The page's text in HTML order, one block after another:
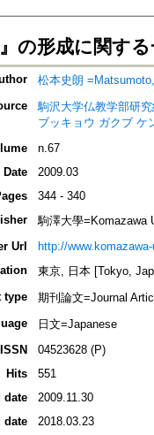
』の形成に関
松本史朗
駒沢大学仏教学部研
ブッキョウ ガクブ ケ
n.67
Date
2009.03
344 - 340
駒澤大學=Komazawa
Url
http://
東京, 日本 [Tokyo,
type
期刊論文=Journal
日文=Japanese
ISSN
04523628 (P)
Hits
551
date
2009.11.30
date
2018.03.23